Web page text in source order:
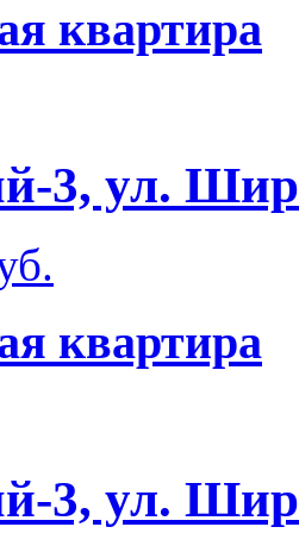
квартира
3, ул.
квартира
3, ул.